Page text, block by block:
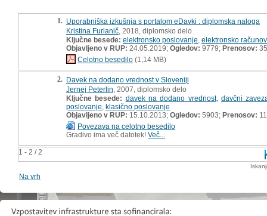
1 - 2 / 2
1. Uporabniška izkušnja s portalom eDavki : diplomska naloga
Kristina Furlanič , 2018, diplomsko delo
Ključne besede: elektronsko poslovanje elektronsko
Objavljeno v RUP: 24.05.2019; Ogledov: 9779; Prenosov:
Celotno besedilo (1,14 MB)
2. Davek na dodano vrednost v Sloveniji
Jernej Peterlin , 2007, diplomsko delo
Ključne besede: davek na dodano vrednost, davčni
poslovanje klasično poslovanje
Objavljeno v RUP: 15.10.2013; Ogledov: 5903; Prenosov:
Povezava na celotno besedilo
Gradivo ima več datotek! Več...
Na vrh